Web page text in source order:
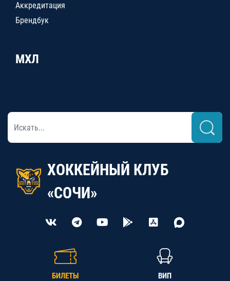
Аккредитация
Брендбук
МХЛ
ХОККЕЙНЫЙ КЛУБ
«СОЧИ»
БИЛЕТЫ ВИП